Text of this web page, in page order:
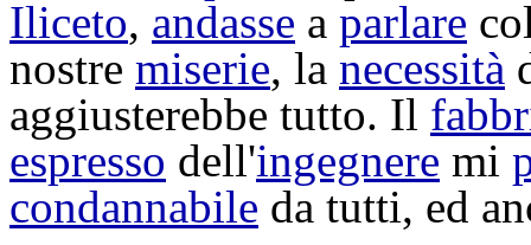
Iliceto, andasse a parlare
nostre miserie, la necessità
aggiusterebbe tutto. Il
espresso dell'ingegnere mi
condannabile da tutti, ed